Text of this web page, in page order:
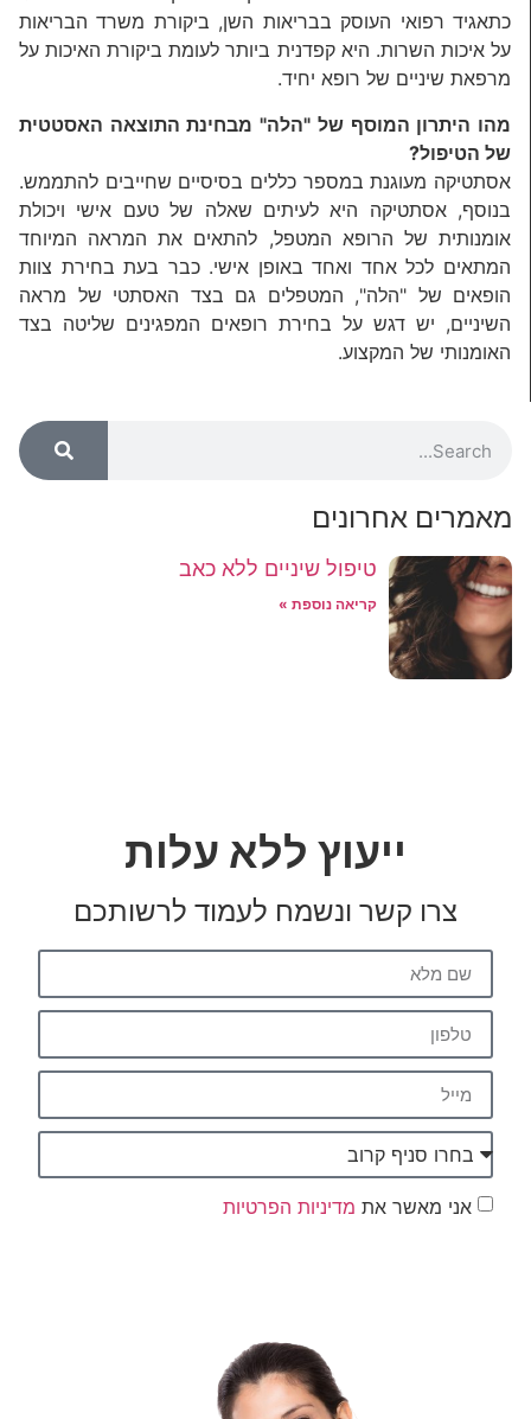
כתאגיד רפואי העוסק בבריאות השן, ביקורת משרד הבריאות
על איכות השרות. היא קפדנית ביותר לעומת ביקורת האיכות על
מרפאת שיניים של רופא יחיד.
מהו היתרון המוסף של "הלה" מבחינת התוצאה האסטטית
של הטיפול?
אסתטיקה מעוגנת במספר כללים בסיסיים שחייבים להתממש.
בנוסף, אסתטיקה היא לעיתים שאלה של טעם אישי ויכולת
אומנותית של הרופא המטפל, להתאים את המראה המיוחד
המתאים לכל אחד ואחד באופן אישי. כבר בעת בחירת צוות
הופאים של "הלה", המטפלים גם בצד האסתטי של מראה
השיניים, יש דגש על בחירת רופאים המפגינים שליטה בצד
האומנותי של המקצוע.
מאמרים אחרונים
טיפול שיניים ללא כאב
קריאה נוספת »
ייעוץ ללא עלות
צרו קשר ונשמח לעמוד לרשותכם
אני מאשר את מדיניות הפרטיות